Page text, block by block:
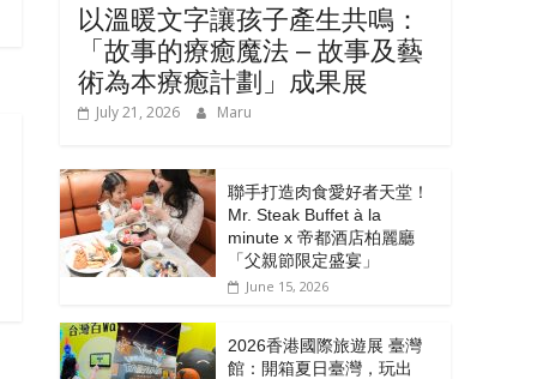
以溫暖文字讓孩子產生共鳴：
「故事的療癒魔法 – 故事及藝
術為本療癒計劃」成果展
July 21, 2026 Maru
聯手打造肉食愛好者天堂！
Mr. Steak Buffet à la
minute x 帝都酒店柏麗廳
「⽗親節限定盛宴」
June 15, 2026
2026香港國際旅遊展 臺灣
館：開箱夏日臺灣，玩出